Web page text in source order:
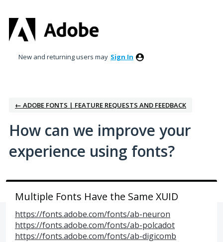
to
content
New and returning users may Sign In
← ADOBE FONTS | FEATURE REQUESTS AND FEEDBACK
How can we improve your
experience using fonts?
Multiple Fonts Have the Same XUID
https://fonts.adobe.com/fonts/ab-neuron
https://fonts.adobe.com/fonts/ab-polcadot
https://fonts.adobe.com/fonts/ab-digicomb